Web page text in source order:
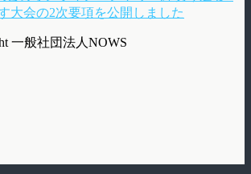
大会の2次要項を公開しました
一般社団法人NOWS